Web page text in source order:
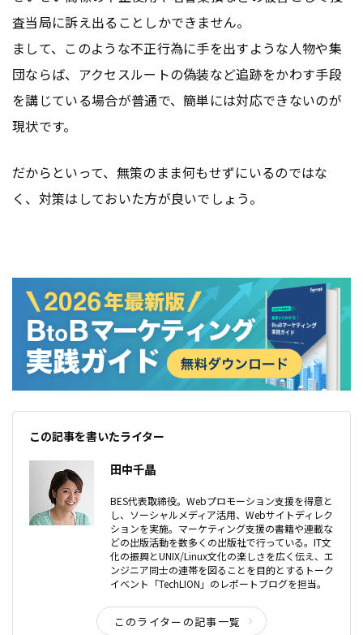
査当局に訴え出ることしかできません。
まして、このような不正行為に手を出すような人物や集
団ならば、アクセスルートの偽装など追跡をかわす手段
を講じている場合が普通で、簡単には対応できないのが
現状です。
だからといって、無策のまま何もせずにいるのではな
く、対策はしておいた方が良いでしょう。
この記事を書いたライター
田中千晶
BES代表取締役。Webプロモーション支援を得意と
し、ソーシャルメディア活用、Webサイトディレク
ションを実施。マーケティング支援の書籍や連載な
どの出版活動を数多くの出版社で行っている。IT文
化の振興とUNIX/Linux文化の楽しさを広く伝え、エ
ンジニア同士の連帯を図ることを目的とするトーク
イベント「TechLION」のレポートブログを担当。
このライターの記事一覧